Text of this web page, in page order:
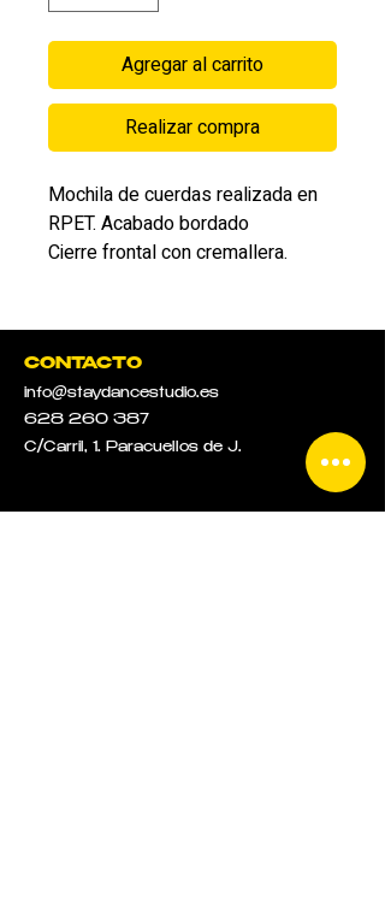
Agregar al carrito
Realizar compra
Mochila de cuerdas realizada en
RPET. Acabado bordado
Cierre frontal con cremallera.
CONTACTO
info@staydancestudio.es
628 260 387
C/Carril, 1. Paracuellos de J.